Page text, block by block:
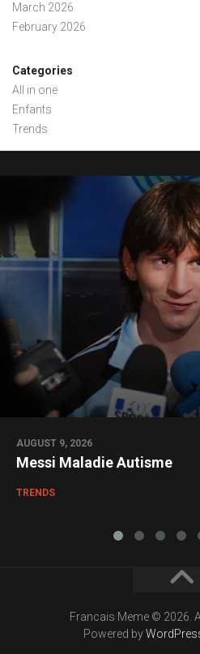
March 2026
February 2026
Categories
All in one
Enfants
Trends
AUGUST 9, 2026
Messi Maladie Autisme
TRENDS
Francais Meme © 2026.
Powered by